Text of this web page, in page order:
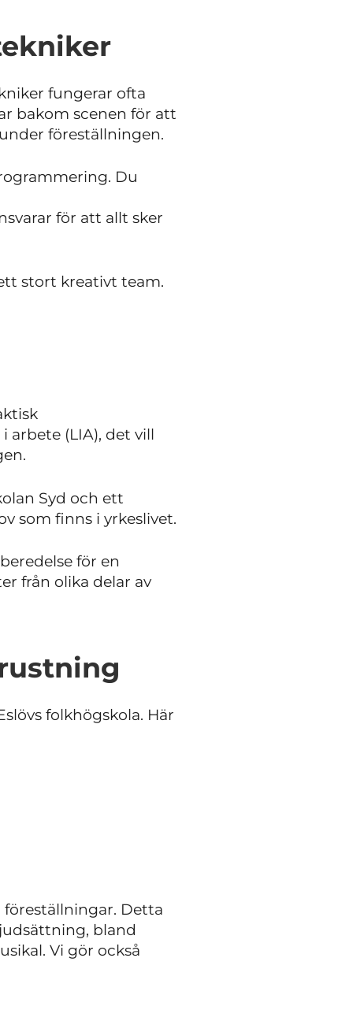
fungerar ofta
bakom scenen för att
föreställningen.
Du
för att allt sker
stort kreativt team.
arbete (LIA), det vill
Syd och ett
som finns i yrkeslivet.
för en
från olika delar av
folkhögskola. Här
Detta
bland
Vi gör också